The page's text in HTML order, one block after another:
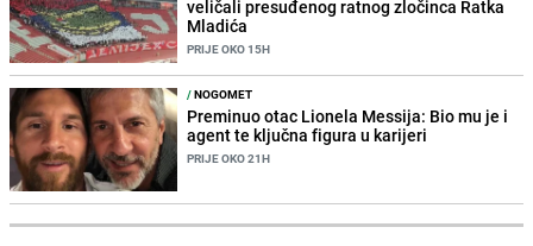
veličali presuđenog ratnog zločinca Ratka
Mladića
PRIJE OKO 15H
/NOGOMET
Preminuo otac Lionela Messija: Bio mu je i
agent te ključna figura u karijeri
PRIJE OKO 21H